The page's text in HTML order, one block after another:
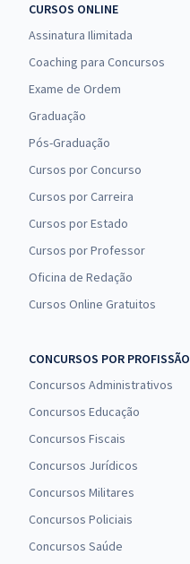
CURSOS ONLINE
Assinatura Ilimitada
Coaching para Concursos
Exame de Ordem
Graduação
Pós-Graduação
Cursos por Concurso
Cursos por Carreira
Cursos por Estado
Cursos por Professor
Oficina de Redação
Cursos Online Gratuitos
CONCURSOS POR PROFISSÃO
Concursos Administrativos
Concursos Educação
Concursos Fiscais
Concursos Jurídicos
Concursos Militares
Concursos Policiais
Concursos Saúde